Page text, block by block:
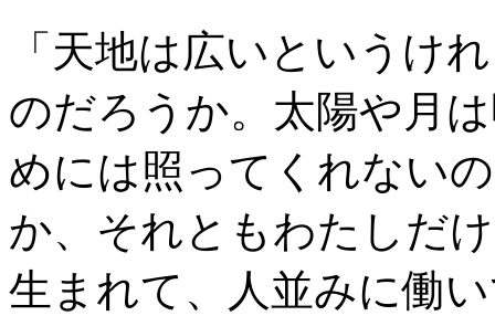
「天地は広いというけ
のだろうか。太陽や月
めには照ってくれない
か、それともわたしだ
生まれて、人並みに働